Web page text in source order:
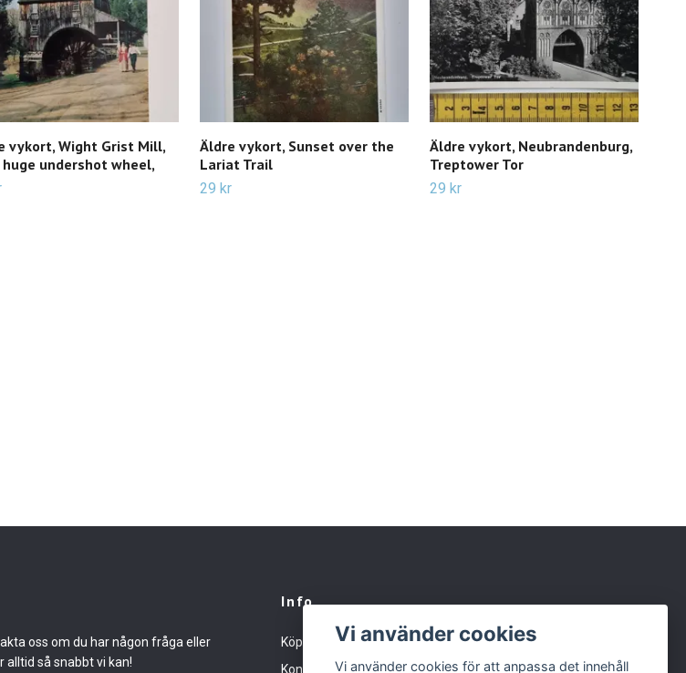
vykort, Wight Grist Mill,
undershot wheel,
Äldre vykort, Sunset over the
Lariat Trail
29 kr
Äldre vykort, Neubrandenburg,
Treptower Tor
29 kr
oss om du har någon fråga eller
alltid så snabbt vi kan!
Info
Köpvillkor
Kontakt
Vi använder cookies
Vi använder cookies för att anpassa det innehåll